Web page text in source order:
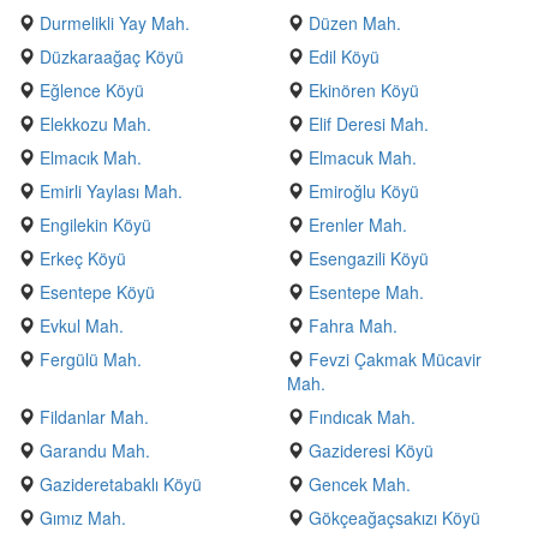
Durmelikli Yay Mah.
Düzen Mah.
Düzkaraağaç Köyü
Edil Köyü
Eğlence Köyü
Ekinören Köyü
Elekkozu Mah.
Elif Deresi Mah.
Elmacık Mah.
Elmacuk Mah.
Emirli Yaylası Mah.
Emiroğlu Köyü
Engilekin Köyü
Erenler Mah.
Erkeç Köyü
Esengazili Köyü
Esentepe Köyü
Esentepe Mah.
Evkul Mah.
Fahra Mah.
Fergülü Mah.
Fevzi Çakmak Mücavir
Mah.
Fildanlar Mah.
Fındıcak Mah.
Garandu Mah.
Gazideresi Köyü
Gazideretabaklı Köyü
Gencek Mah.
Gımız Mah.
Gökçeağaçsakızı Köyü